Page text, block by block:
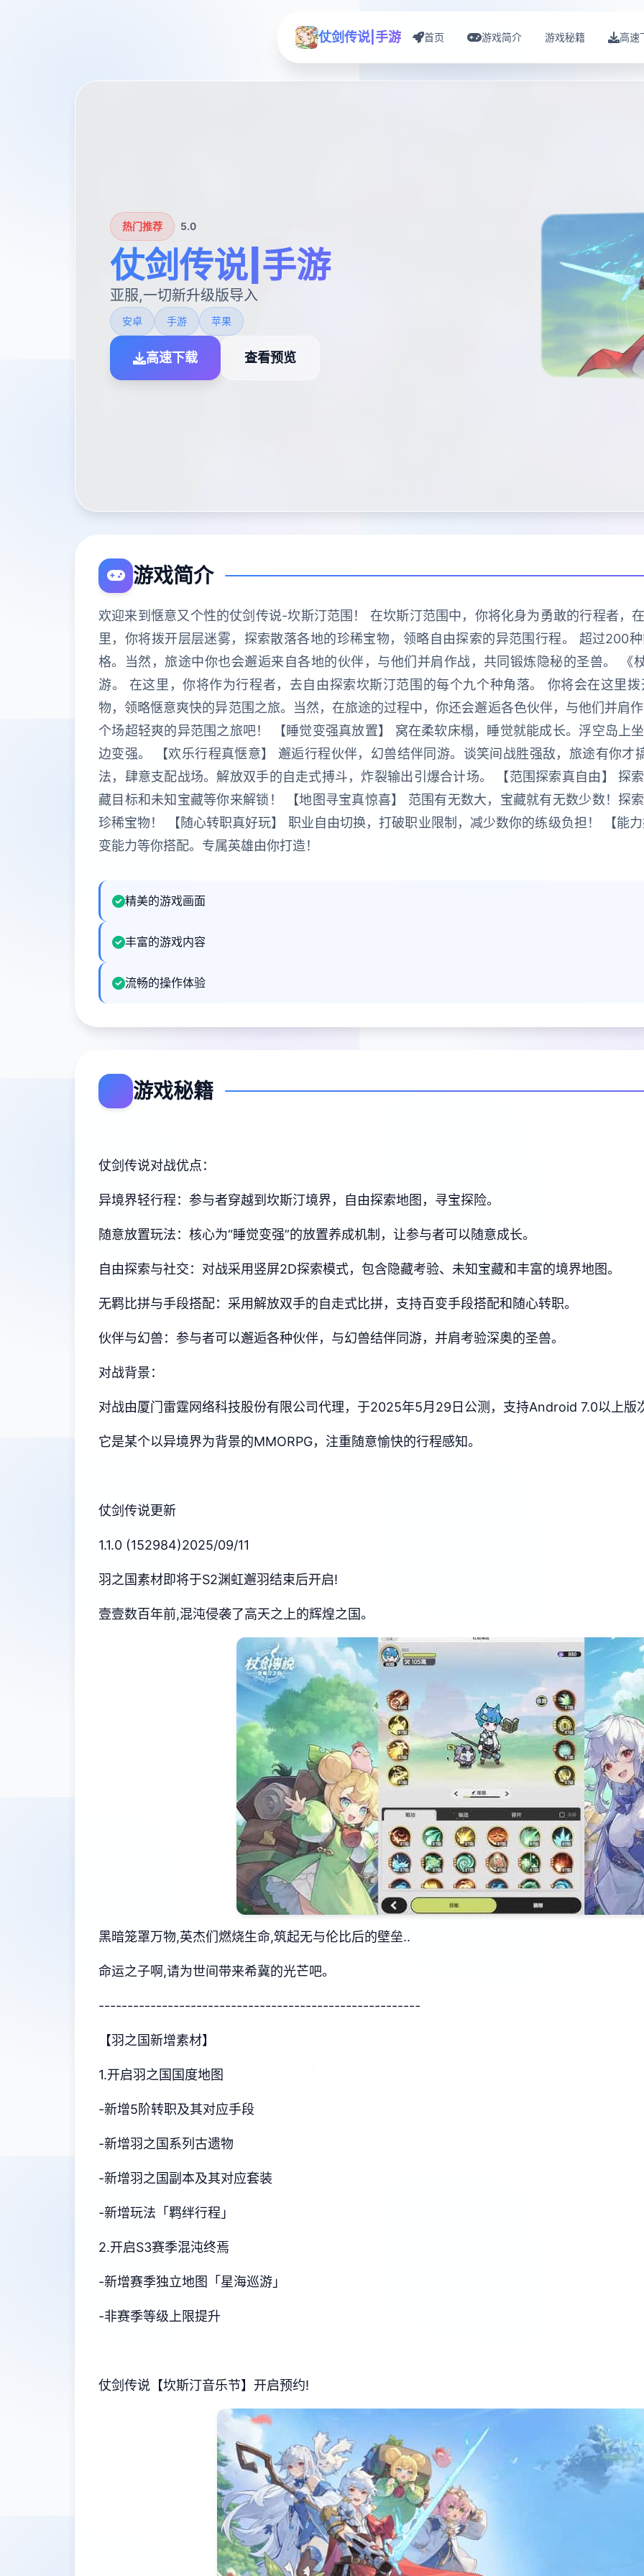
仗剑传说|手游 首页 游戏简介 游戏秘籍 高速
热门推荐 5.0
仗剑传说|手游
亚服,一切新升级版导入
安卓 手游 苹果
高速下载 查看预览
游戏简介
欢迎来到惬意又个性的仗剑传说-坎斯汀范围！ 在坎斯汀范围中，你将化身为勇敢的行程者，
里，你将拨开层层迷雾，探索散落各地的珍稀宝物，领略自由探索的异范围行程。 超过200
格。当然，旅途中你也会邂逅来自各地的伙伴，与他们并肩作战，共同锻炼隐秘的圣兽。 《
游。 在这里，你将作为行程者，去自由探索坎斯汀范围的每个九个种角落。 你将会在这里
物，领略惬意爽快的异范围之旅。当然，在旅途的过程中，你还会邂逅各色伙伴，与他们并肩
个场超轻爽的异范围之旅吧！ 【睡觉变强真放置】 窝在柔软床榻，睡觉就能成长。浮空岛上
边变强。 【欢乐行程真惬意】 邂逅行程伙伴，幻兽结伴同游。谈笑间战胜强敌，旅途有你才
法，肆意支配战场。解放双手的自走式搏斗，炸裂输出引爆合计场。 【范围探索真自由】 探
藏目标和未知宝藏等你来解锁！ 【地图寻宝真惊喜】 范围有无数大，宝藏就有无数少数！探
珍稀宝物！ 【随心转职真好玩】 职业自由切换，打破职业限制，减少数你的练级负担！ 【能
变能力等你搭配。专属英雄由你打造！
精美的游戏画面
丰富的游戏内容
流畅的操作体验
游戏秘籍
仗剑传说对战优点：
异境界轻行程：参与者穿越到坎斯汀境界，自由探索地图，寻宝探险。
随意放置玩法：核心为“睡觉变强”的放置养成机制，让参与者可以随意成长。
自由探索与社交：对战采用竖屏2D探索模式，包含隐藏考验、未知宝藏和丰富的境界地图。
无羁比拼与手段搭配：采用解放双手的自走式比拼，支持百变手段搭配和随心转职。
伙伴与幻兽：参与者可以邂逅各种伙伴，与幻兽结伴同游，并肩考验深奥的圣兽。
对战背景：
对战由厦门雷霆网络科技股份有限公司代理，于2025年5月29日公测，支持Android 7.0以上版
它是某个以异境界为背景的MMORPG，注重随意愉快的行程感知。
仗剑传说更新
1.1.0 (152984)2025/09/11
羽之国素材即将于S2渊虹邂羽结束后开启!
壹壹数百年前,混沌侵袭了高天之上的辉煌之国。
黑暗笼罩万物,英杰们燃烧生命,筑起无与伦比后的壁垒..
命运之子啊,请为世间带来希冀的光芒吧。
--------------------------------------------------------
【羽之国新增素材】
1.开启羽之国国度地图
-新增5阶转职及其对应手段
-新增羽之国系列古遗物
-新增羽之国副本及其对应套装
-新增玩法「羁绊行程」
2.开启S3赛季混沌终焉
-新增赛季独立地图「星海巡游」
-非赛季等级上限提升
仗剑传说【坎斯汀音乐节】开启预约!